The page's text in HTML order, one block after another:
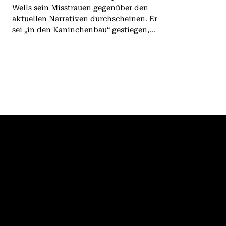
Wells sein Misstrauen gegenüber den
aktuellen Narrativen durchscheinen. Er
sei „in den Kaninchenbau“ gestiegen,...